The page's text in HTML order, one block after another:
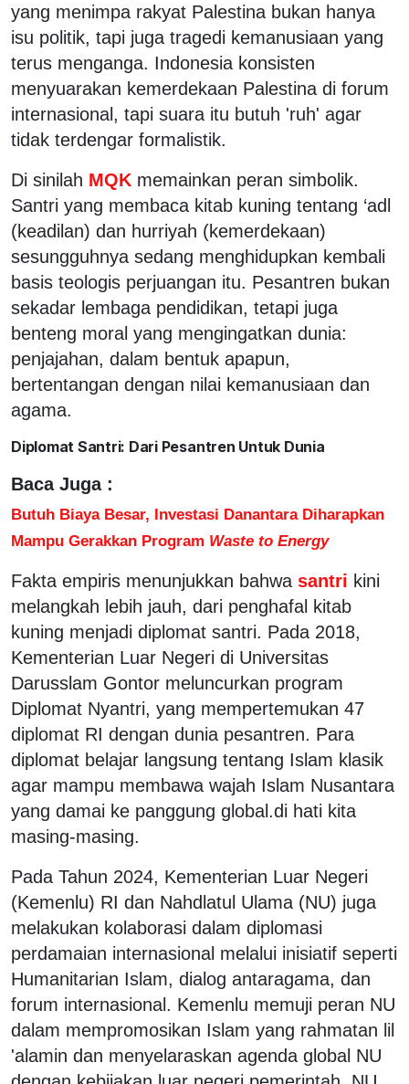
yang menimpa rakyat Palestina bukan hanya
isu politik, tapi juga tragedi kemanusiaan yang
terus menganga. Indonesia konsisten
menyuarakan kemerdekaan Palestina di forum
internasional, tapi suara itu butuh 'ruh' agar
tidak terdengar formalistik.
Di sinilah MQK memainkan peran simbolik.
Santri yang membaca kitab kuning tentang ‘adl
(keadilan) dan hurriyah (kemerdekaan)
sesungguhnya sedang menghidupkan kembali
basis teologis perjuangan itu. Pesantren bukan
sekadar lembaga pendidikan, tetapi juga
benteng moral yang mengingatkan dunia:
penjajahan, dalam bentuk apapun,
bertentangan dengan nilai kemanusiaan dan
agama.
Diplomat Santri: Dari Pesantren Untuk Dunia
Baca Juga :
Butuh Biaya Besar, Investasi Danantara Diharapkan
Mampu Gerakkan Program Waste to Energy
Fakta empiris menunjukkan bahwa santri kini
melangkah lebih jauh, dari penghafal kitab
kuning menjadi diplomat santri. Pada 2018,
Kementerian Luar Negeri di Universitas
Darusslam Gontor meluncurkan program
Diplomat Nyantri, yang mempertemukan 47
diplomat RI dengan dunia pesantren. Para
diplomat belajar langsung tentang Islam klasik
agar mampu membawa wajah Islam Nusantara
yang damai ke panggung global.di hati kita
masing-masing.
Pada Tahun 2024, Kementerian Luar Negeri
(Kemenlu) RI dan Nahdlatul Ulama (NU) juga
melakukan kolaborasi dalam diplomasi
perdamaian internasional melalui inisiatif seperti
Humanitarian Islam, dialog antaragama, dan
forum internasional. Kemenlu memuji peran NU
dalam mempromosikan Islam yang rahmatan lil
'alamin dan menyelaraskan agenda global NU